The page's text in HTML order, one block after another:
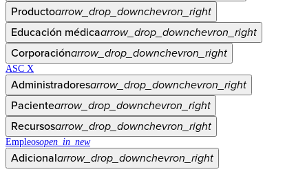
Productoarrow_drop_downchevron_right
Educación médicaarrow_drop_downchevron_right
Corporaciónarrow_drop_downchevron_right
ASC X
Administradoresarrow_drop_downchevron_right
Pacientearrow_drop_downchevron_right
Recursosarrow_drop_downchevron_right
Empleosopen_in_new
Adicionalarrow_drop_downchevron_right